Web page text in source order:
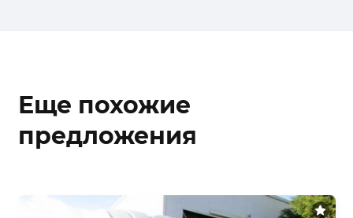
Еще похожие
предложения